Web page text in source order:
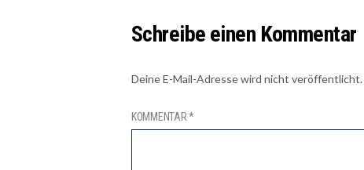
Schreibe einen Kommentar
Deine E-Mail-Adresse wird nicht veröffentlicht.
KOMMENTAR*